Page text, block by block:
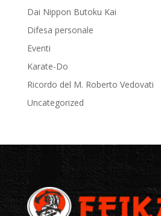
Dai Nippon Butoku Kai
Difesa personale
Eventi
Karate-Do
Ricordo del M. Roberto Vedovati
Uncategorized